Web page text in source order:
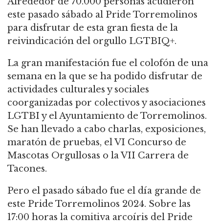
este pasado sábado al Pride Torremolinos
para disfrutar de esta gran fiesta de la
reivindicación del orgullo LGTBIQ+.
La gran manifestación fue el colofón de una
semana en la que se ha podido disfrutar de
actividades culturales y sociales
coorganizadas por colectivos y asociaciones
LGTBI y el Ayuntamiento de Torremolinos.
Se han llevado a cabo charlas, exposiciones,
maratón de pruebas, el VI Concurso de
Mascotas Orgullosas o la VII Carrera de
Tacones.
Pero el pasado sábado fue el día grande de
este Pride Torremolinos 2024. Sobre las
17:00 horas la comitiva arcoíris del Pride